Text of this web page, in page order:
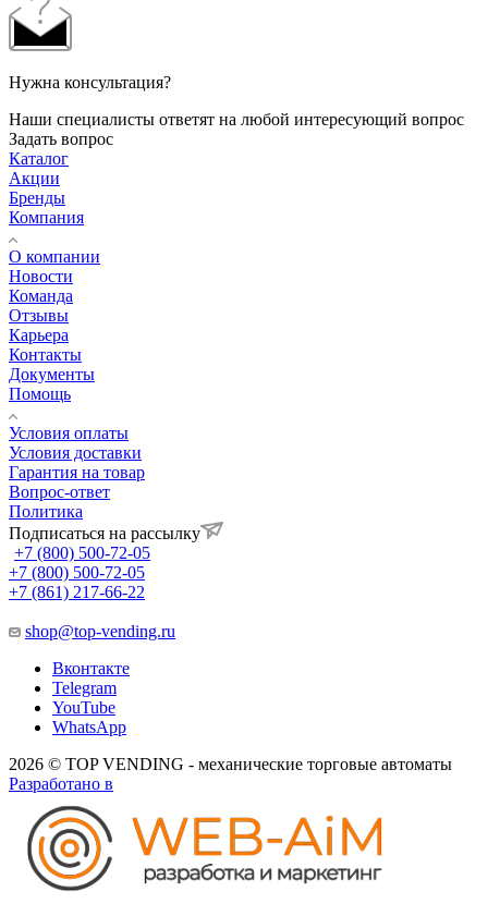
Нужна консультация?
Наши специалисты ответят на любой интересующий вопрос
Задать вопрос
Каталог
Акции
Бренды
Компания
О компании
Новости
Команда
Отзывы
Карьера
Контакты
Документы
Помощь
Условия оплаты
Условия доставки
Гарантия на товар
Вопрос-ответ
Политика
Подписаться на рассылку
+7 (800) 500-72-05
+7 (800) 500-72-05
+7 (861) 217-66-22
shop@top-vending.ru
Вконтакте
Telegram
YouTube
WhatsApp
2026 © TOP VENDING - механические торговые автоматы
Разработано в